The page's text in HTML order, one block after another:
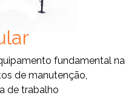
fundamental na
de manutenção,
de trabalho